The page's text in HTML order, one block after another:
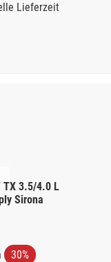
Lieferzeit
TX 3.5/4.0 L
Sirona
30%